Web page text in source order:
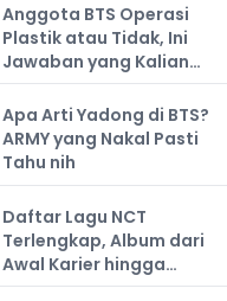
Anggota BTS Operasi
Plastik atau Tidak, Ini
Jawaban yang Kalian
Cari
Apa Arti Yadong di BTS?
ARMY yang Nakal Pasti
Tahu nih
Daftar Lagu NCT
Terlengkap, Album dari
Awal Karier hingga
Sekarang